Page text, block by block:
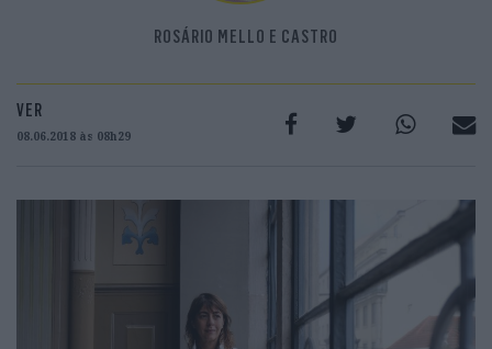
ROSÁRIO MELLO E CASTRO
VER
08.06.2018 às 08h29